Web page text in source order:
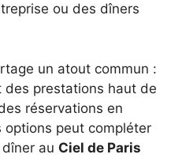
ou des dîners
un atout commun :
des prestations haut de
réservations en
options peut compléter
au Ciel de Paris